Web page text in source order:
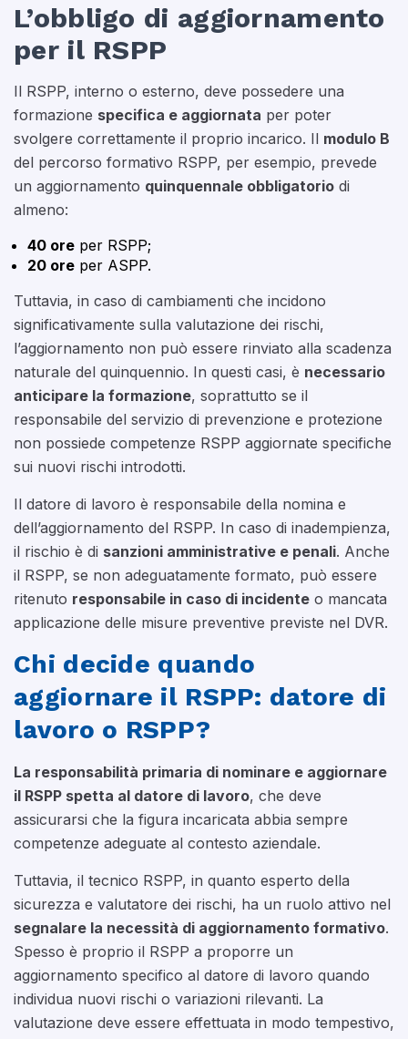
L’obbligo di aggiornamento
per il RSPP
Il RSPP, interno o esterno, deve possedere una
formazione specifica e aggiornata per poter
svolgere correttamente il proprio incarico. Il modulo B
del percorso formativo RSPP, per esempio, prevede
un aggiornamento quinquennale obbligatorio di
almeno:
40 ore per RSPP;
20 ore per ASPP.
Tuttavia, in caso di cambiamenti che incidono
significativamente sulla valutazione dei rischi,
l’aggiornamento non può essere rinviato alla scadenza
naturale del quinquennio. In questi casi, è necessario
anticipare la formazione, soprattutto se il
responsabile del servizio di prevenzione e protezione
non possiede competenze RSPP aggiornate specifiche
sui nuovi rischi introdotti.
Il datore di lavoro è responsabile della nomina e
dell’aggiornamento del RSPP. In caso di inadempienza,
il rischio è di sanzioni amministrative e penali. Anche
il RSPP, se non adeguatamente formato, può essere
ritenuto responsabile in caso di incidente o mancata
applicazione delle misure preventive previste nel DVR.
Chi decide quando
aggiornare il RSPP: datore di
lavoro o RSPP?
La responsabilità primaria di nominare e aggiornare
il RSPP spetta al datore di lavoro, che deve
assicurarsi che la figura incaricata abbia sempre
competenze adeguate al contesto aziendale.
Tuttavia, il tecnico RSPP, in quanto esperto della
sicurezza e valutatore dei rischi, ha un ruolo attivo nel
segnalare la necessità di aggiornamento formativo.
Spesso è proprio il RSPP a proporre un
aggiornamento specifico al datore di lavoro quando
individua nuovi rischi o variazioni rilevanti. La
valutazione deve essere effettuata in modo tempestivo,